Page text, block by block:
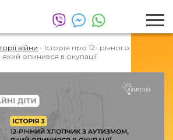
війни - Історія про 12- річного
опинився в окупації